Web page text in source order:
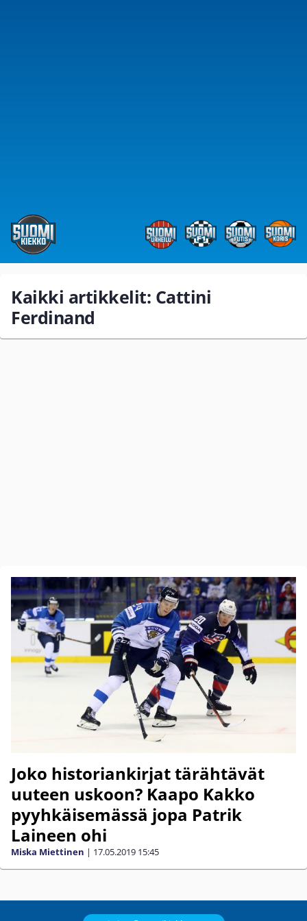
Kaikki artikkelit: Cattini
Ferdinand
Joko historiankirjat tärähtävät
uuteen uskoon? Kaapo Kakko
pyyhkäisemässä jopa Patrik
Laineen ohi
Miska Miettinen | 17.05.2019 15:45